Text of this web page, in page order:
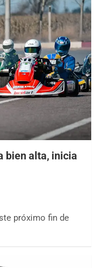
bien alta, inicia
próximo fin de